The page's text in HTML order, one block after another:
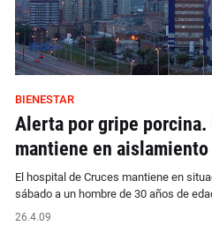
BIENESTAR
Alerta por gripe
mantiene en
El hospital de Cruces mantiene en
sábado a un hombre de 30 años de
26.4.09